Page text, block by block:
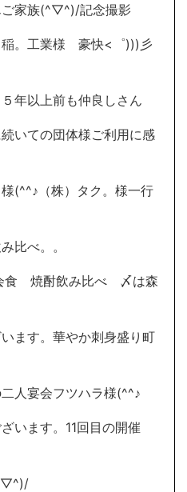
ご家族(^▽^)/記念撮影
。工業様 豪快<゜)))彡
年以上前も仲良しさん
いての団体様ご利用に感
(^^♪（株）タク。様一行
比べ。。
食 焼酎飲み比べ 〆は森
ます。華やか刺身盛り町
人宴会フツハラ様(^^♪
います。11回目の開催